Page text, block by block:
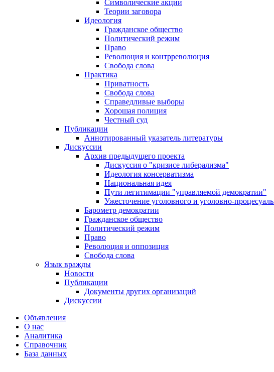
Символические акции
Теории заговора
Идеология
Гражданское общество
Политический режим
Право
Революция и контрреволюция
Свобода слова
Практика
Приватность
Свобода слова
Справедливые выборы
Хорошая полиция
Честный суд
Публикации
Аннотированный указатель литературы
Дискуссии
Архив предыдущего проекта
Дискуссия о "кризисе либерализма"
Идеология консерватизма
Национальная идея
Пути легитимации "управляемой демократии"
Ужесточение уголовного и уголовно-
Барометр демократии
Гражданское общество
Политический режим
Право
Революция и оппозиция
Свобода слова
Язык вражды
Новости
Публикации
Документы других организаций
Дискуссии
Объявления
О нас
Аналитика
Справочник
База данных